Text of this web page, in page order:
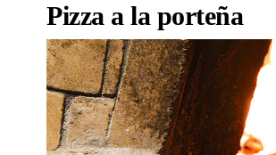
Pizza a la porteña